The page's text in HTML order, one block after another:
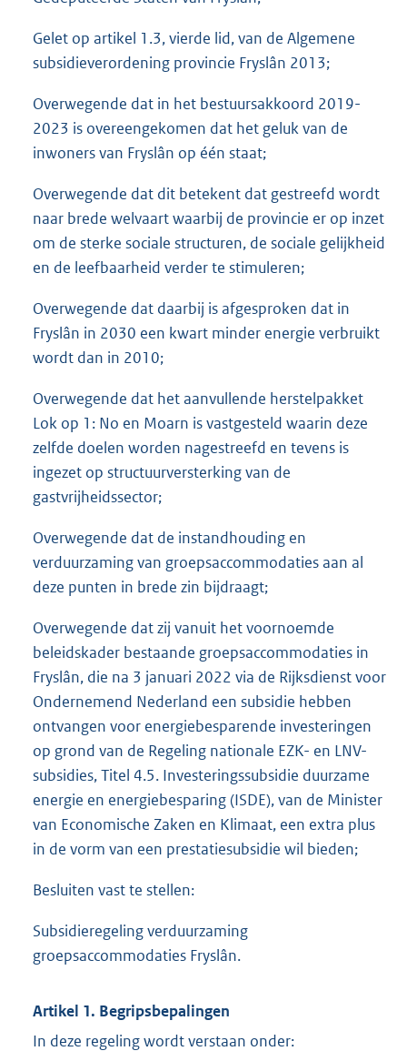
Gelet op artikel 1.3, vierde lid, van de Algemene
subsidieverordening provincie Fryslân 2013;
Overwegende dat in het bestuursakkoord 2019-
2023 is overeengekomen dat het geluk van de
inwoners van Fryslân op één staat;
Overwegende dat dit betekent dat gestreefd wordt
naar brede welvaart waarbij de provincie er op inzet
om de sterke sociale structuren, de sociale gelijkheid
en de leefbaarheid verder te stimuleren;
Overwegende dat daarbij is afgesproken dat in
Fryslân in 2030 een kwart minder energie verbruikt
wordt dan in 2010;
Overwegende dat het aanvullende herstelpakket
Lok op 1: No en Moarn is vastgesteld waarin deze
zelfde doelen worden nagestreefd en tevens is
ingezet op structuurversterking van de
gastvrijheidssector;
Overwegende dat de instandhouding en
verduurzaming van groepsaccommodaties aan al
deze punten in brede zin bijdraagt;
Overwegende dat zij vanuit het voornoemde
beleidskader bestaande groepsaccommodaties in
Fryslân, die na 3 januari 2022 via de Rijksdienst voor
Ondernemend Nederland een subsidie hebben
ontvangen voor energiebesparende investeringen
op grond van de Regeling nationale EZK- en LNV-
subsidies, Titel 4.5. Investeringssubsidie duurzame
energie en energiebesparing (ISDE), van de Minister
van Economische Zaken en Klimaat, een extra plus
in de vorm van een prestatiesubsidie wil bieden;
Besluiten vast te stellen:
Subsidieregeling verduurzaming
groepsaccommodaties Fryslân.
Artikel 1. Begripsbepalingen
In deze regeling wordt verstaan onder: